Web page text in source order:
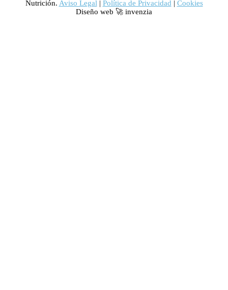
Nutrición. Aviso Legal | Política de Privacidad | Cookies
Diseño web 🚀 invenzia